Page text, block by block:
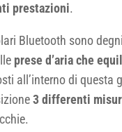
prestazioni.
Bluetooth sono
prese d’aria che
all’interno di questa
3 differenti